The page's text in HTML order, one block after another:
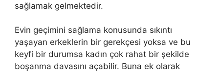
sağlamak gelmektedir.
Evin geçimini sağlama konusunda sıkıntı
yaşayan erkeklerin bir gerekçesi yoksa ve bu
keyfi bir durumsa kadın çok rahat bir şekilde
boşanma davasını açabilir. Buna ek olarak